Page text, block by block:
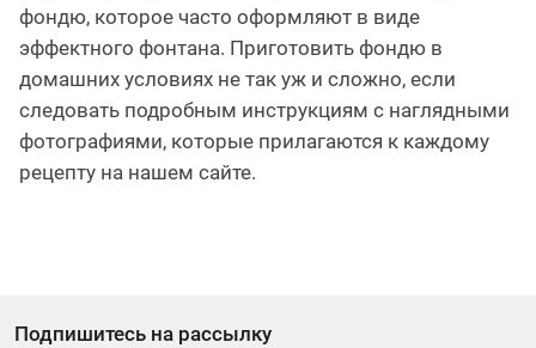
фондю, которое часто оформляют в виде
эффектного фонтана. Приготовить фондю в
домашних условиях не так уж и сложно, если
следовать подробным инструкциям с наглядными
фотографиями, которые прилагаются к каждому
рецепту на нашем сайте.
Подпишитесь на рассылку